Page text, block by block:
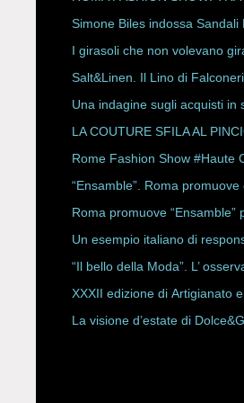
HAUTE COUTURE
Simone Biles indossa Sandali
ESPY Awards 2026
I girasoli che non volevano
Salt&Linen. Il Lino di Falconeri
Una indagine sugli acquisti in
LA COUTURE SFILA AL
CON ALESSANDRO
ROBERTA ANGELILLI
Rome Fashion Show #Haute
“Ensamble”. Roma promuove
Storici
Roma promuove “Ensamble”
Un esempio italiano di
Rete Slow Fiber
“Il bello della Moda”. L’
XXXII edizione di Artigianato
La visione d’estate di